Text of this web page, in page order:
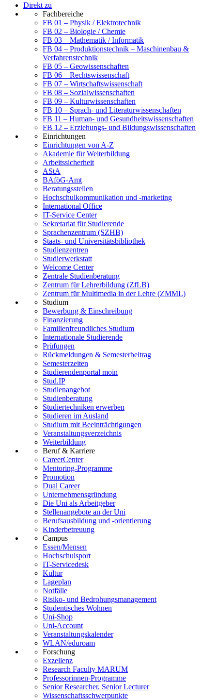
Direkt zu
Fachbereiche
FB 01 – Physik / Elektrotechnik
FB 02 – Biologie / Chemie
FB 03 – Mathematik / Informatik
FB 04 – Produktionstechnik – Maschinenbau &
Verfahrenstechnik
FB 05 – Geowissenschaften
FB 06 – Rechtswissenschaft
FB 07 – Wirtschaftswissenschaft
FB 08 – Sozialwissenschaften
FB 09 – Kulturwissenschaften
FB 10 – Sprach- und Literaturwissenschaften
FB 11 – Human- und Gesundheitswissenschaften
FB 12 – Erziehungs- und Bildungswissenschaften
Einrichtungen
Einrichtungen von A-Z
Akademie für Weiterbildung
Arbeitssicherheit
AStA
BAföG-Amt
Beratungsstellen
Hochschulkommunikation und -marketing
International Office
IT-Service Center
Sekretariat für Studierende
Sprachenzentrum (SZHB)
Staats- und Universitätsbibliothek
Studienzentren
Studierwerkstatt
Welcome Center
Zentrale Studienberatung
Zentrum für Lehrerbildung (ZfLB)
Zentrum für Multimedia in der Lehre (ZMML)
Studium
Bewerbung & Einschreibung
Finanzierung
Familienfreundliches Studium
Internationale Studierende
Prüfungen
Rückmeldungen & Semesterbeitrag
Semesterzeiten
Studierendenportal moin
Stud.IP
Studienangebot
Studienberatung
Studiertechniken erwerben
Studieren im Ausland
Studium mit Beeinträchtigungen
Veranstaltungsverzeichnis
Weiterbildung
Beruf & Karriere
CareerCenter
Mentoring-Programme
Promotion
Dual Career
Unternehmensgründung
Die Uni als Arbeitgeber
Stellenangebote an der Uni
Berufsausbildung und -orientierung
Kinderbetreuung
Campus
Essen/Mensen
Hochschulsport
IT-Servicedesk
Kultur
Lageplan
Notfälle
Risiko- und Bedrohungsmanagement
Studentisches Wohnen
Uni-Shop
Uni-Account
Veranstaltungskalender
WLAN/eduroam
Forschung
Exzellenz
Research Faculty MARUM
Professorinnen-Programme
Senior Researcher, Senior Lecturer
Wissenschaftsschwerpunkte